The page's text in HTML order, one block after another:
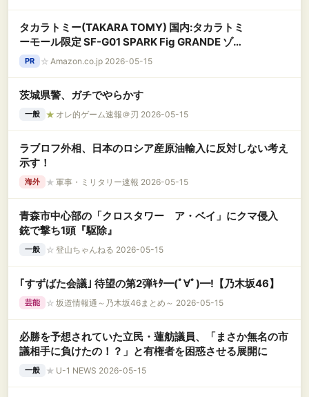
タカラトミー(TAKARA TOMY) 国内:タカラトミ
ーモール限定 SF-G01 SPARK Fig GRANDE ゾイ
ドジェネシス コトナ・エレガンス
PR ☆ Amazon.co.jp 2026-05-15
茨城県警、ガチでやらかす
一般 ★ オレ的ゲーム速報＠刃 2026-05-15
ラブロフ外相、日本のロシア産原油輸入に反対しない考え
示す！
海外 ★ 軍事・ミリタリー速報 2026-05-15
青森市中心部の「クロスタワー ア・ベイ」にクマ侵入
銃で撃ち1頭『駆除』
一般 ☆ 登山ちゃんねる 2026-05-15
｢すずばた会議｣ 待望の第2弾ｷﾀ━(ﾟ∀ﾟ)━!【乃木坂46】
芸能 ☆ 坂道情報通～乃木坂46まとめ～ 2026-05-15
必勝を予想されていた立民・蓮舫議員、「まさか無名の市
議相手に負けたの！？」と有権者を困惑させる展開に
一般 ★ U-1 NEWS 2026-05-15